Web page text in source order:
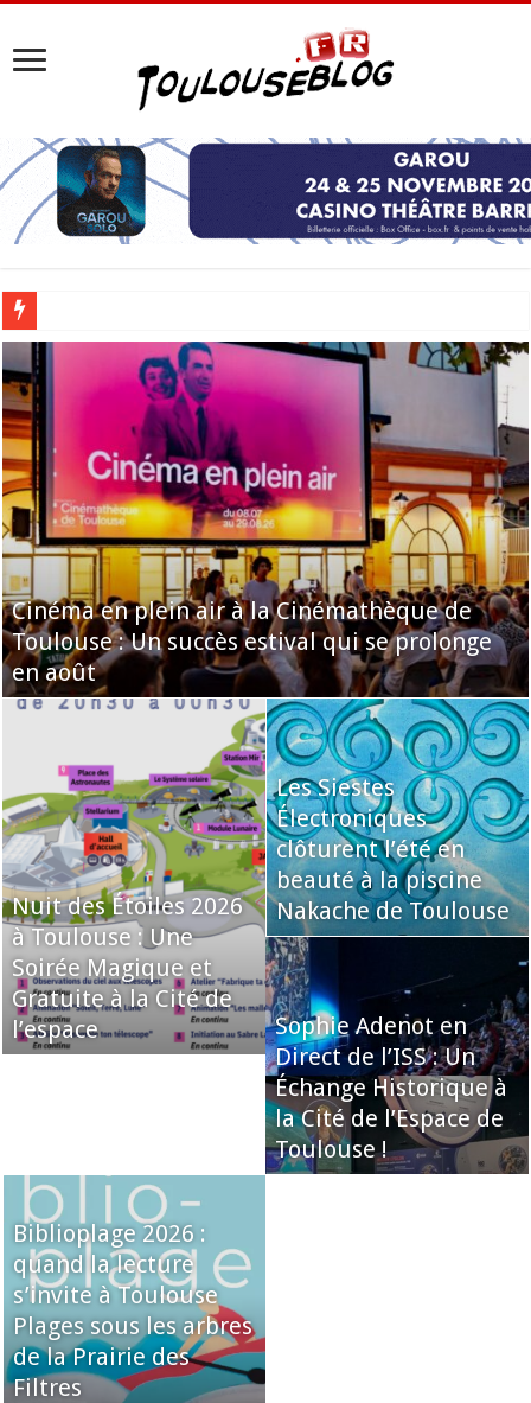
Les Nocturnes de la Cité de l’espace 2026 : l’événement incontournable de
Cinéma en plein air à la Cinémathèque de
Toulouse : Un succès estival qui se prolonge
en août
Nuit des Étoiles 2026
à Toulouse : Une
Soirée Magique et
Gratuite à la Cité de
l’espace
Les Siestes
Électroniques
clôturent l’été en
beauté à la piscine
Nakache de Toulouse
Sophie Adenot en
Direct de l’ISS : Un
Échange Historique à
la Cité de l’Espace de
Toulouse !
Biblioplage 2026 :
quand la lecture
s’invite à Toulouse
Plages sous les arbres
de la Prairie des
Filtres